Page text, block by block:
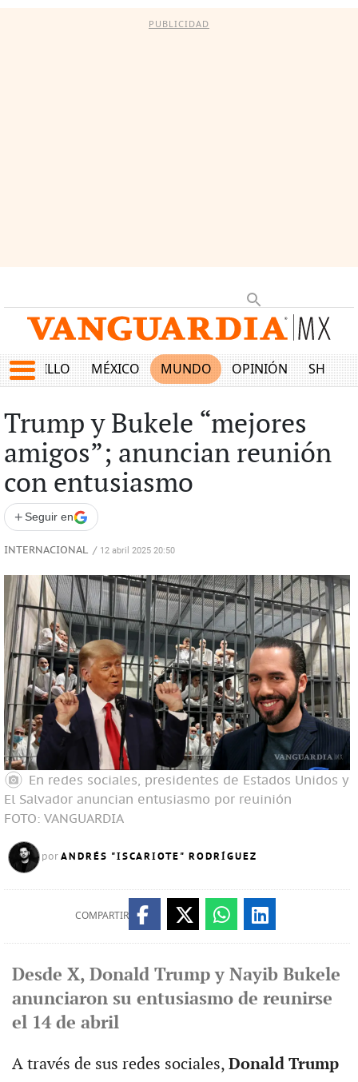
PUBLICIDAD
SALTILLO MÉXICO MUNDO OPINIÓN SHOW
Trump y Bukele “mejores
amigos”; anuncian reunión
con entusiasmo
+ Seguir en
INTERNACIONAL / 12 abril 2025 20:50
En redes sociales, presidentes de Estados Unidos y
El Salvador anuncian entusiasmo por reuinión
FOTO: VANGUARDIA
por ANDRÉS "ISCARIOTE" RODRÍGUEZ
COMPARTIR
Desde X, Donald Trump y Nayib Bukele
anunciaron su entusiasmo de reunirse
el 14 de abril
A través de sus redes sociales, Donald Trump